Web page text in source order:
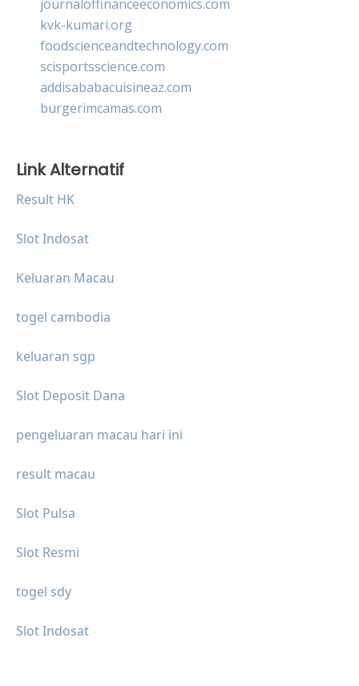
journaloffinanceeconomics.com
kvk-kumari.org
foodscienceandtechnology.com
scisportsscience.com
addisababacuisineaz.com
burgerimcamas.com
Link Alternatif
Result HK
Slot Indosat
Keluaran Macau
togel cambodia
keluaran sgp
Slot Deposit Dana
pengeluaran macau hari ini
result macau
Slot Pulsa
Slot Resmi
togel sdy
Slot Indosat